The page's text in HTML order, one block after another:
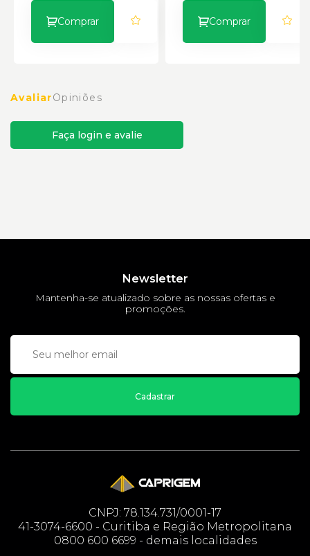
Comprar Comprar
AvaliarOpiniões
Faça login e avalie
Newsletter
Mantenha-se atualizado sobre as nossas ofertas e
promoções.
Cadastrar
CNPJ: 78.134.731/0001-17
41-3074-6600 - Curitiba e Região Metropolitana
0800 600 6699 - demais localidades